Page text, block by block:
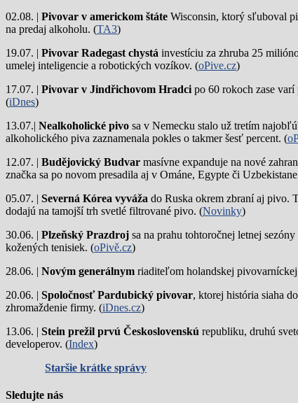
02.08. | Pivovar v americkom štáte Wisconsin, ktorý sľuboval
na predaj alkoholu. (TA3)
19.07. | Pivovar Radegast chystá investíciu za zhruba 25
umelej inteligencie a robotických vozíkov. (oPive.cz)
17.07. | Pivovar v Jindřichovom Hradci po 60 rokoch zase varí
(iDnes)
13.07.| Nealkoholické pivo sa v Nemecku stalo už tretím
alkoholického piva zaznamenala pokles o takmer šesť percent. (
12.07. | Budějovický Budvar masívne expanduje na nové
značka sa po novom presadila aj v Ománe, Egypte či
05.07. | Severná Kórea vyváža do Ruska okrem zbraní aj pivo.
dodajú na tamojší trh svetlé filtrované pivo. (Novinky)
30.06. | Plzeňský Prazdroj sa na prahu tohtoročnej letnej
kožených tenisiek. (oPivě.cz)
28.06. | Novým generálnym riaditeľom holandskej
20.06. | Spoločnosť Pardubický pivovar, ktorej história siaha
zhromaždenie firmy. (iDnes.cz)
13.06. | Stein prežil prvú Československú republiku, druhú
developerov. (Index)
Staršie krátke správy
Sledujte nás